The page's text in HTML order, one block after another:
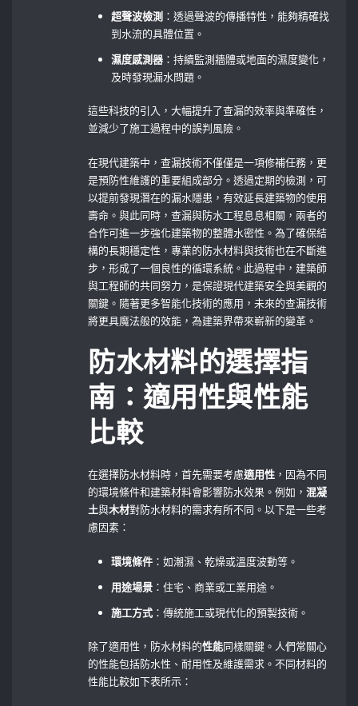
超聲波檢測 ：透過聲波的傳播特性，能夠精確找
到水流的具體位置。
濕度感測器 ：持續監測牆體或地面的濕度變化，
及時發現漏水問題。
這些科技的引入，大幅提升了查漏的效率與準確性，
並減少了施工過程中的誤判風險。
在現代建築中，查漏技術不僅僅是一項修補任務，更
是預防性維護的重要組成部分。透過定期的檢測，可
以提前發現潛在的漏水隱患，有效延長建築物的使用
壽命。與此同時，查漏與防水工程息息相關，兩者的
合作可進一步強化建築物的整體水密性。為了確保結
構的長期穩定性，專業的防水材料與技術也在不斷進
步，形成了一個良性的循環系統。此過程中，建築師
與工程師的共同努力，是保證現代建築安全與美觀的
關鍵。隨著更多智能化技術的應用，未來的查漏技術
將更具魔法般的效能，為建築界帶來嶄新的變革。
防水材料的選擇指
南：適用性與性能
比較
在選擇防水材料時，首先需要考慮適用性 ，因為不同
的環境條件和建築材料會影響防水效果。例如，混凝
土與木材對防水材料的需求有所不同。以下是一些考
慮因素：
環境條件 ：如潮濕、乾燥或溫度波動等。
用途場景 ：住宅、商業或工業用途。
施工方式 ：傳統施工或現代化的預製技術。
除了適用性，防水材料的性能同樣關鍵。人們常關心
的性能包括防水性、耐用性及維護需求。不同材料的
性能比較如下表所示：